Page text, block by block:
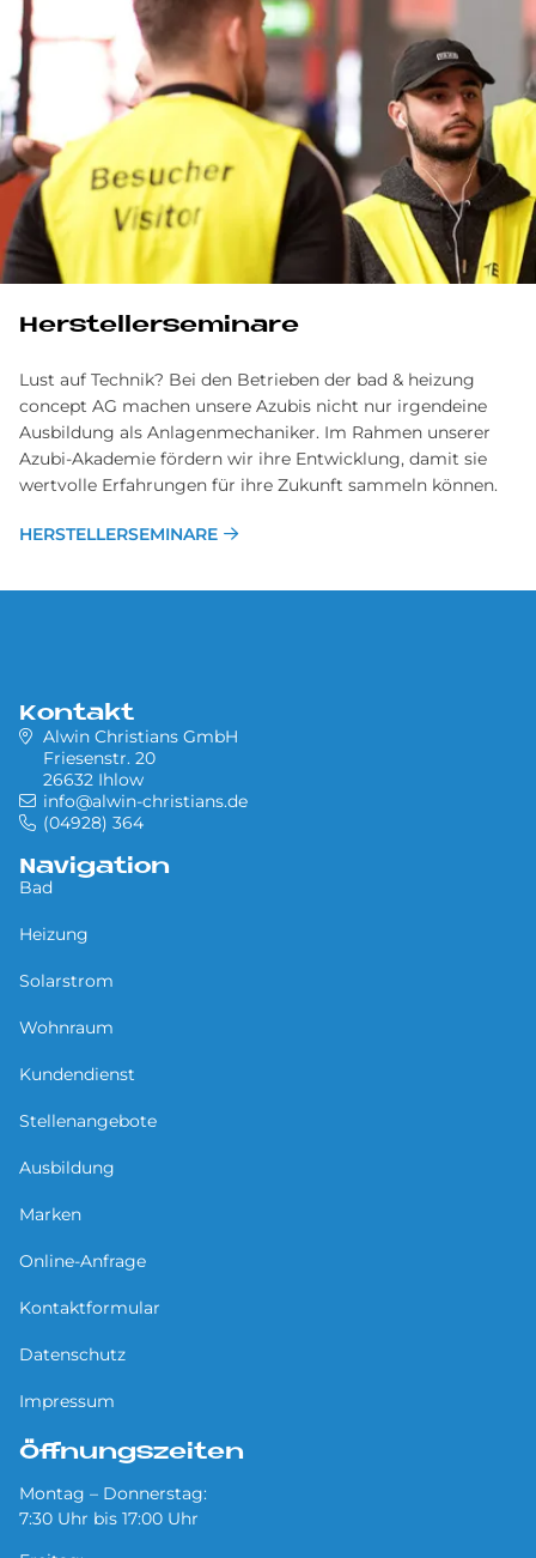
Her­stel­ler­se­mi­na­re
Lust auf Technik? Bei den Betrieben der bad & heizung
concept AG machen unsere Azubis nicht nur irgendeine
Ausbildung als Anlagenmechaniker. Im Rahmen unserer
Azubi-Akademie fördern wir ihre Entwicklung, damit sie
wertvolle Erfahrungen für ihre Zukunft sammeln können.
HERSTELLERSEMINARE
Kontakt
Alwin Christians GmbH
Friesenstr. 20
26632 Ihlow
info@alwin-christians.de
(04928) 364
Navigation
Bad
Heizung
Solarstrom
Wohnraum
Kundendienst
Stellenangebote
Ausbildung
Marken
Online-Anfrage
Kontaktformular
Datenschutz
Impressum
Öffnungszeiten
Montag – Donnerstag:
7:30 Uhr bis 17:00 Uhr